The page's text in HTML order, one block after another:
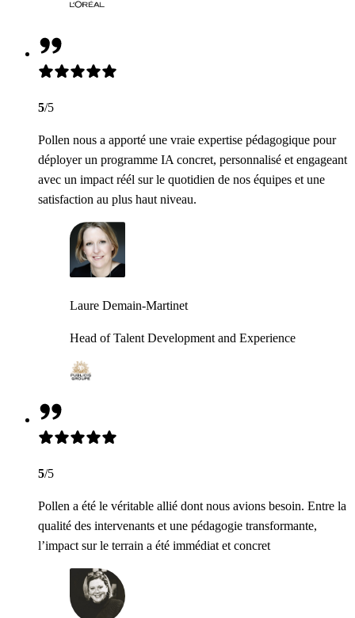
5/5
Pollen nous a apporté une vraie expertise pédagogique pour
déployer un programme IA concret, personnalisé et engageant
avec un impact réél sur le quotidien de nos équipes et une
satisfaction au plus haut niveau.
Laure Demain-Martinet
Head of Talent Development and Experience
5/5
Pollen a été le véritable allié dont nous avions besoin. Entre la
qualité des intervenants et une pédagogie transformante,
l’impact sur le terrain a été immédiat et concret